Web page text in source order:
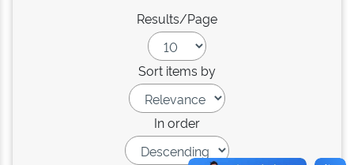
Results/Page
Sort items by
In order